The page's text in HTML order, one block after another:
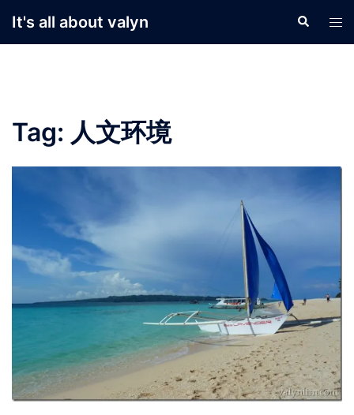
It's all about valyn Search
Tag: 人文环境